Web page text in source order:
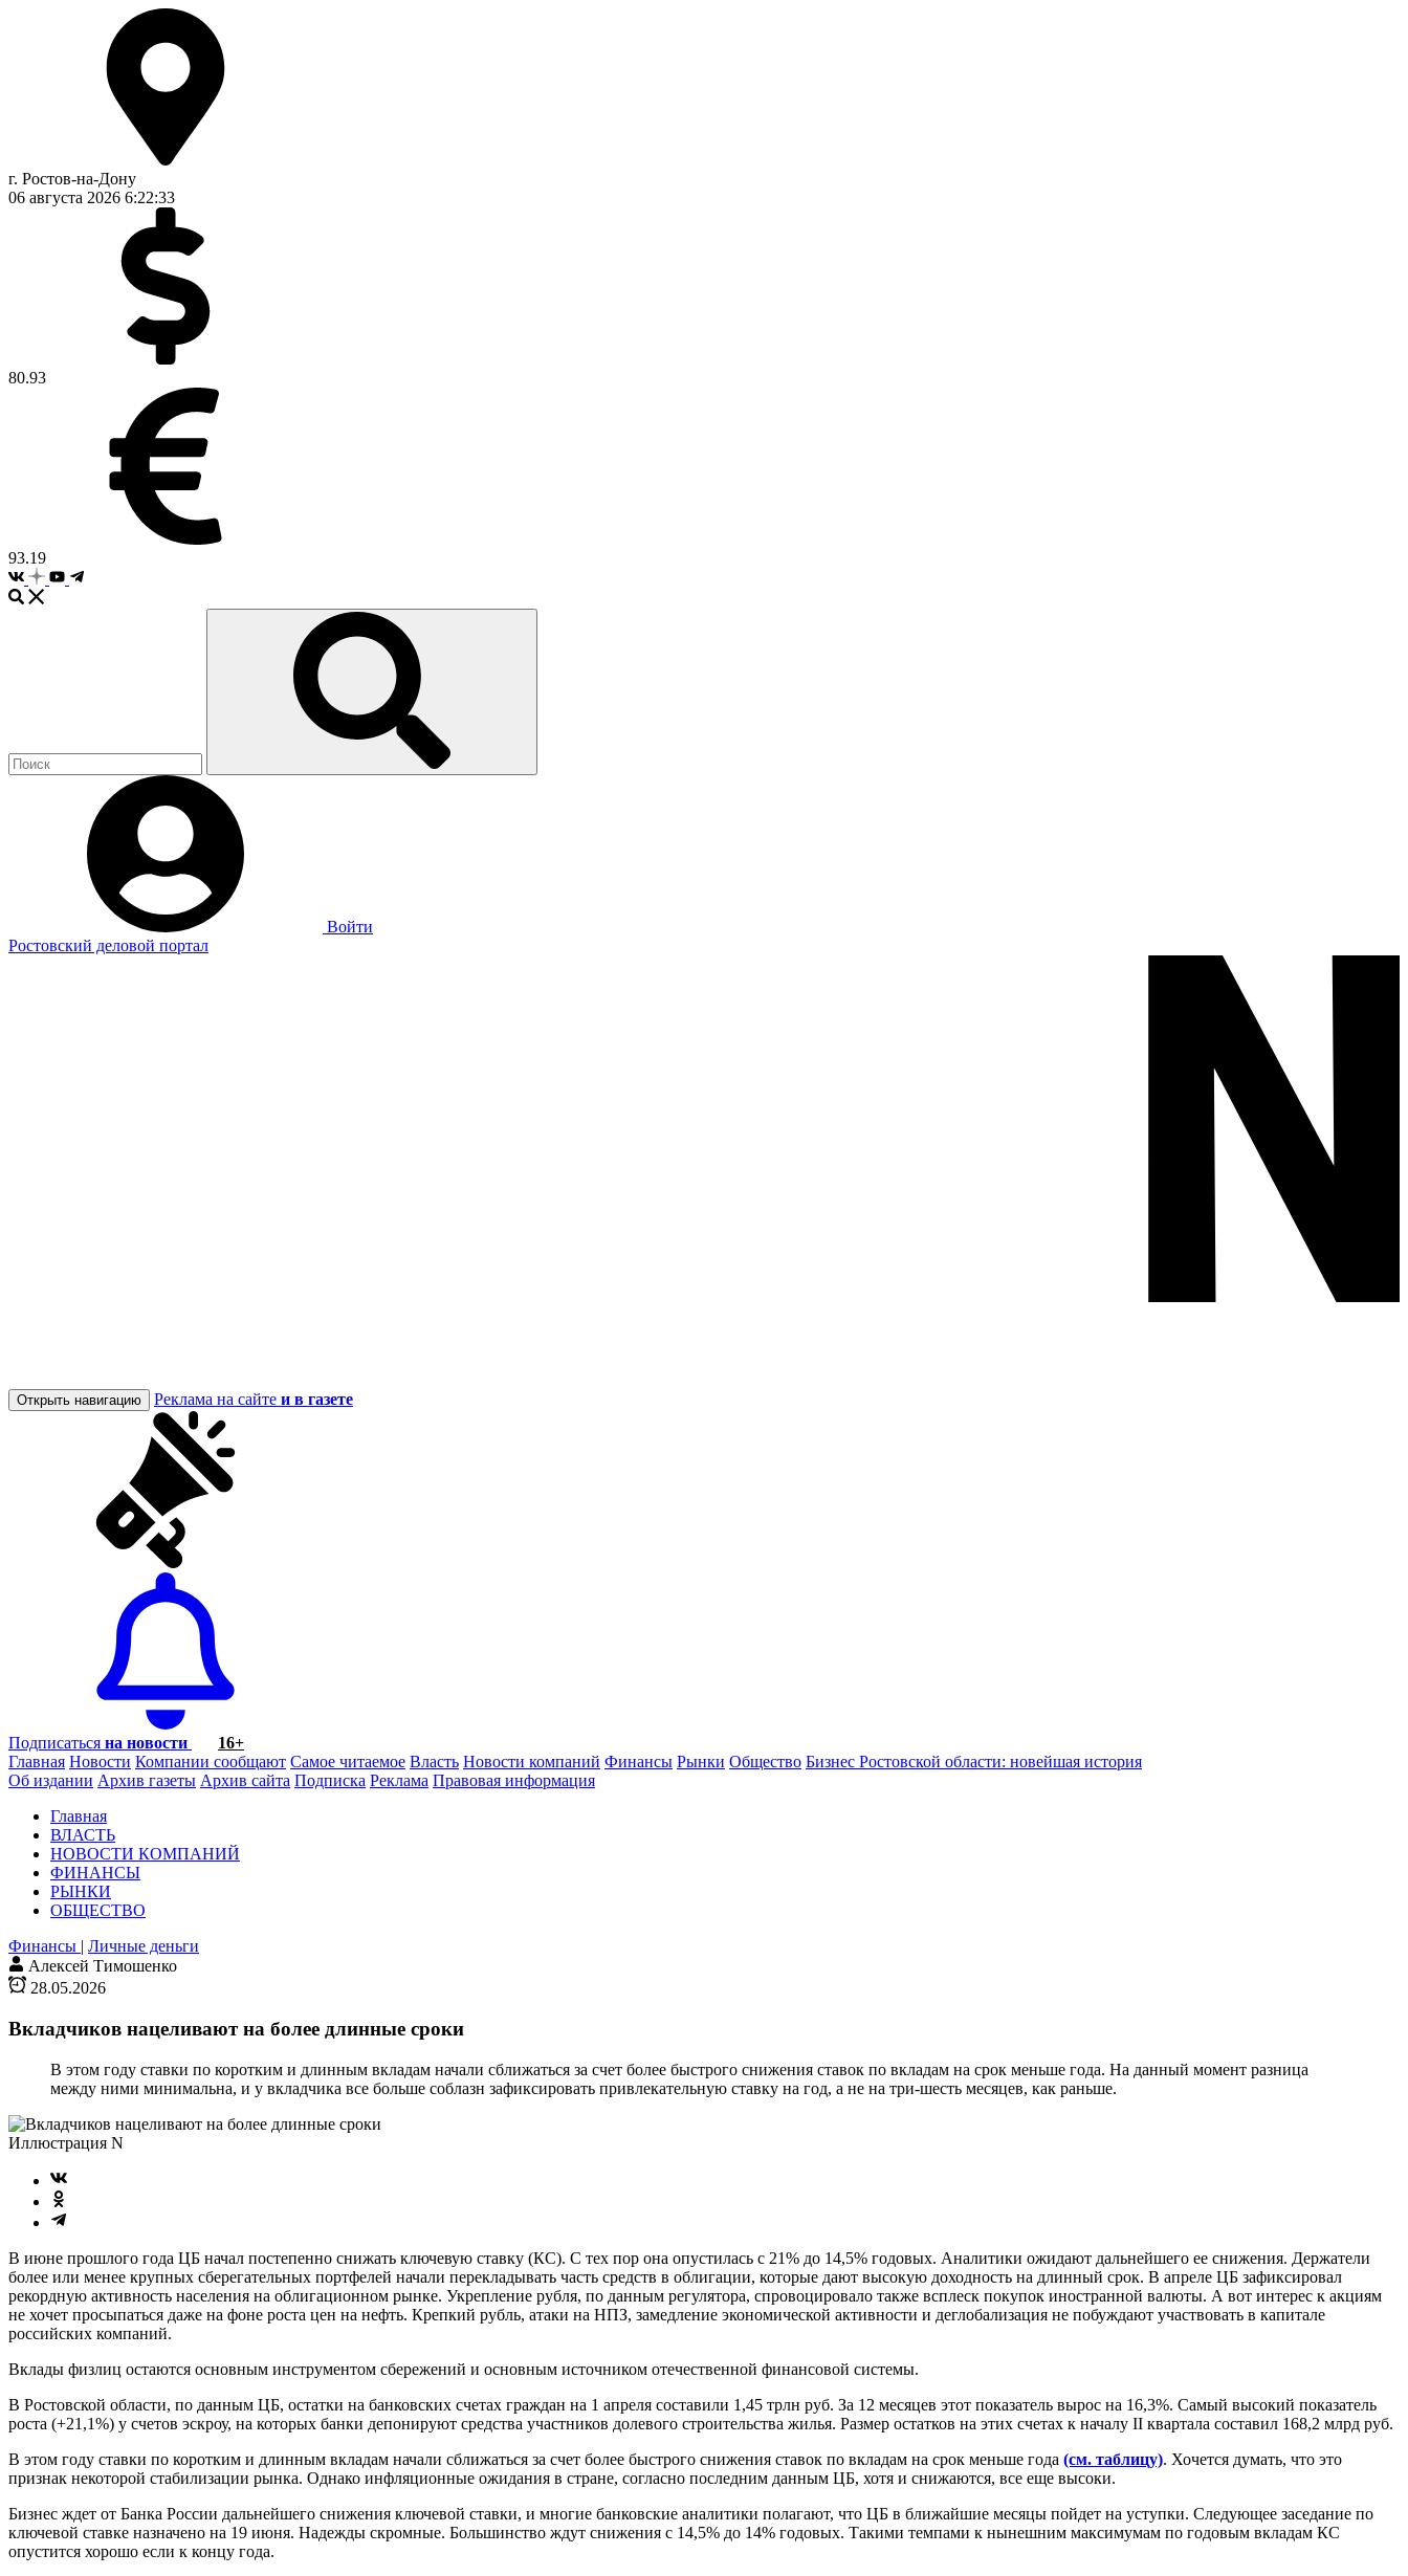
г. Ростов-на-Дону
06 августа 2026 6:22:34
80.93
93.19
Войти
Ростовский деловой портал
Открыть навигацию Реклама на сайте и в газете
Подписаться на новости
16+
Главная Новости Компании сообщают Самое читаемое Власть Новости компаний Финансы Рынки Общество Бизнес Ростовской области: новейшая история
Об издании Архив газеты Архив сайта Подписка Реклама Правовая информация
Главная
ВЛАСТЬ
НОВОСТИ КОМПАНИЙ
ФИНАНСЫ
РЫНКИ
ОБЩЕСТВО
Финансы | Личные деньги
Алексей Тимошенко
28.05.2026
Вкладчиков нацеливают на более длинные сроки
В этом году ставки по коротким и длинным вкладам начали сближаться за счет более быстрого снижения ставок по вкладам на срок меньше года. На данный момент разница
между ними минимальна, и у вкладчика все больше соблазн зафиксировать привлекательную ставку на год, а не на три-шесть месяцев, как раньше.
Иллюстрация N
В июне прошлого года ЦБ начал постепенно снижать ключевую ставку (КС). С тех пор она опустилась с 21% до 14,5% годовых. Аналитики ожидают дальнейшего ее снижения. Держатели
более или менее крупных сберегательных портфелей начали перекладывать часть средств в облигации, которые дают высокую доходность на длинный срок. В апреле ЦБ зафиксировал
рекордную активность населения на облигационном рынке. Укрепление рубля, по данным регулятора, спровоцировало также всплеск покупок иностранной валюты. А вот интерес к акциям
не хочет просыпаться даже на фоне роста цен на нефть. Крепкий рубль, атаки на НПЗ, замедление экономической активности и деглобализация не побуждают участвовать в капитале
российских компаний.
Вклады физлиц остаются основным инструментом сбережений и основным источником отечественной финансовой системы.
В Ростовской области, по данным ЦБ, остатки на банковских счетах граждан на 1 апреля составили 1,45 трлн руб. За 12 месяцев этот показатель вырос на 16,3%. Самый высокий показатель
роста (+21,1%) у счетов эскроу, на которых банки депонируют средства участников долевого строительства жилья. Размер остатков на этих счетах к началу II квартала составил 168,2 млрд руб.
В этом году ставки по коротким и длинным вкладам начали сближаться за счет более быстрого снижения ставок по вкладам на срок меньше года (см. таблицу). Хочется думать, что это
признак некоторой стабилизации рынка. Однако инфляционные ожидания в стране, согласно последним данным ЦБ, хотя и снижаются, все еще высоки.
Бизнес ждет от Банка России дальнейшего снижения ключевой ставки, и многие банковские аналитики полагают, что ЦБ в ближайшие месяцы пойдет на уступки. Следующее заседание по
ключевой ставке назначено на 19 июня. Надежды скромные. Большинство ждут снижения с 14,5% до 14% годовых. Такими темпами к нынешним максимумам по годовым вкладам КС
опустится хорошо если к концу года.